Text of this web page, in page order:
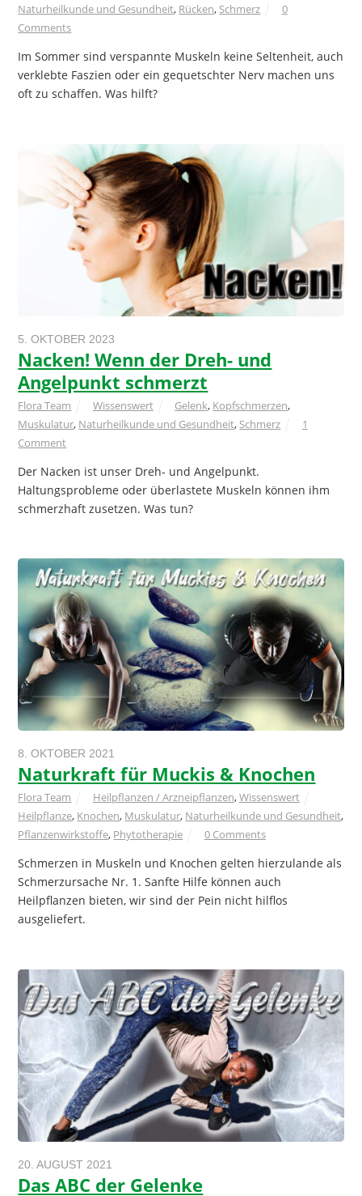
Naturheilkunde und Gesundheit, Rücken, Schmerz
0
Comments
Im Sommer sind verspannte Muskeln keine Seltenheit, auch
verklebte Faszien oder ein gequetschter Nerv machen uns
oft zu schaffen. Was hilft?
5. OKTOBER 2023
Nacken! Wenn der Dreh- und
Angelpunkt schmerzt
Flora Team Wissenswert Gelenk, Kopfschmerzen,
Muskulatur, Naturheilkunde und Gesundheit, Schmerz
1
Comment
Der Nacken ist unser Dreh- und Angelpunkt.
Haltungsprobleme oder überlastete Muskeln können ihm
schmerzhaft zusetzen. Was tun?
8. OKTOBER 2021
Naturkraft für Muckis & Knochen
Flora Team Heilpflanzen / Arzneipflanzen,Wissenswert
Heilpflanze, Knochen, Muskulatur, Naturheilkunde und Gesundheit,
Pflanzenwirkstoffe, Phytotherapie 0 Comments
Schmerzen in Muskeln und Knochen gelten hierzulande als
Schmerzursache Nr. 1. Sanfte Hilfe können auch
Heilpflanzen bieten, wir sind der Pein nicht hilflos
ausgeliefert.
20. AUGUST 2021
Das ABC der Gelenke